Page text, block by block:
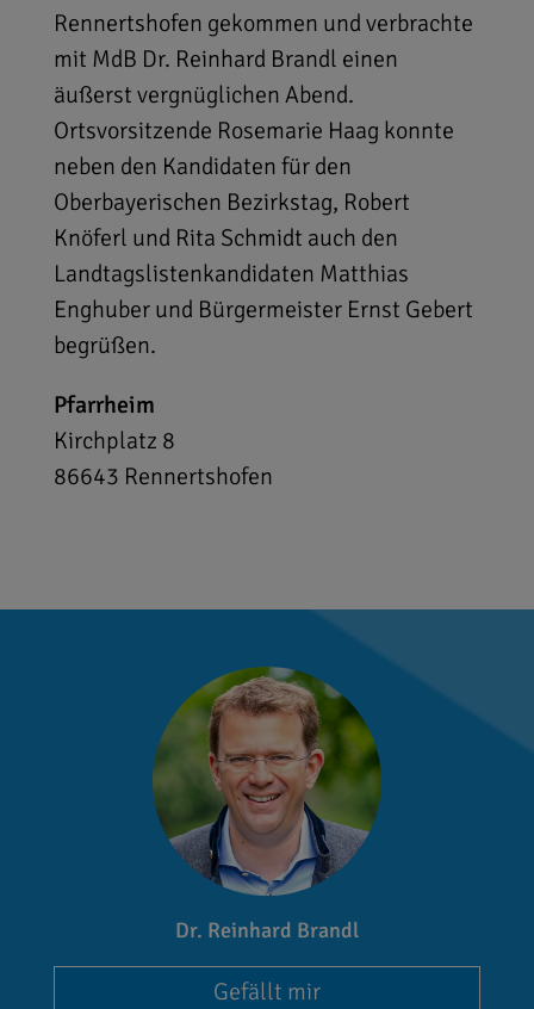
Rennertshofen gekommen und verbrachte
mit MdB Dr. Reinhard Brandl einen
äußerst vergnüglichen Abend.
Ortsvorsitzende Rosemarie Haag konnte
neben den Kandidaten für den
Oberbayerischen Bezirkstag, Robert
Knöferl und Rita Schmidt auch den
Landtagslistenkandidaten Matthias
Enghuber und Bürgermeister Ernst Gebert
begrüßen.
Pfarrheim
Kirchplatz 8
86643 Rennertshofen
Dr. Reinhard Brandl
Gefällt mir